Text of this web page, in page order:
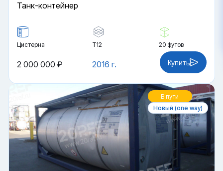
Танк-контейнер
Цистерна Т12 20 футов
2016 г.
2 000 000 ₽ Купить
В пути
Новый (one way)